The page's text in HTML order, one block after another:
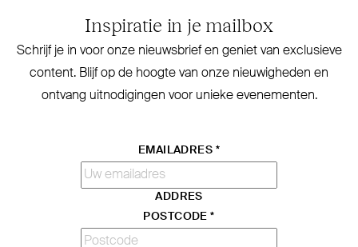
Inspiratie in je mailbox
Schrijf je in voor onze nieuwsbrief en geniet van exclusieve
content. Blijf op de hoogte van onze nieu­wigheden en
ontvang uit­no­digingen voor unieke evenementen.
EMAILADRES *
ADDRES
POSTCODE*